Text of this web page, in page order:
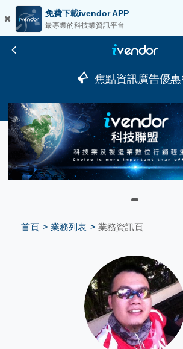
免費下載ivendor APP
最專業的科技業資訊平台
焦點資訊廣告優惠
首頁 業務列表 業務資訊頁